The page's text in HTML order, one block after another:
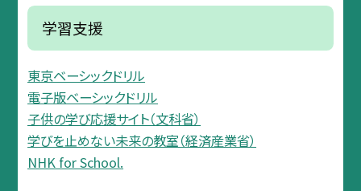
学習支援
東京ベーシックドリル
電子版ベーシックドリル
子供の学び応援サイト（文科省）
学びを止めない未来の教室（経済産業省）
NHK for School.